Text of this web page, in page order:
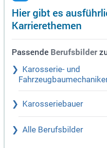
Hier gibt es
Karrierethemen
Passende Berufsbilder
Karosserie- und
Karosseriebauer
Alle Berufsbilder